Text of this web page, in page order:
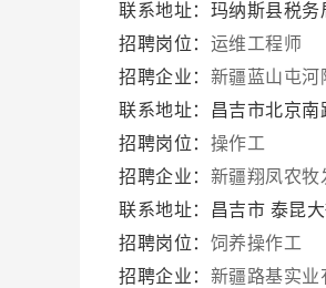
联系地址：玛纳斯县税务
招聘岗位： 运维工程师
招聘企业： 新疆蓝山屯河
联系地址：昌吉市北京南
招聘岗位： 操作工
招聘企业： 新疆翔凤农牧
联系地址：昌吉市 泰昆
招聘岗位： 饲养操作工
招聘企业： 新疆路基实业